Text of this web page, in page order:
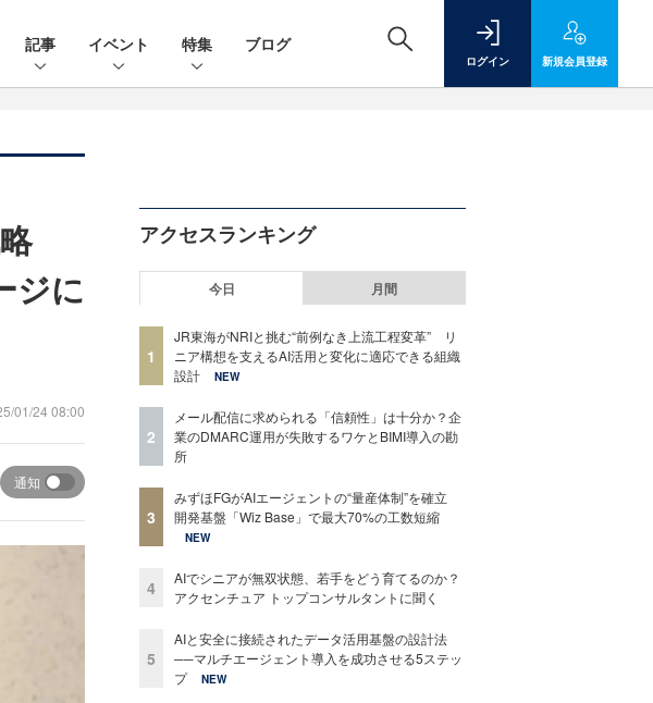
記事 イベント 特集 ブログ
ログイン 新規会員登録
ジに
01/24 08:00
通知
アクセスランキング
今日 月間
1
JR東海がNRIと挑む“前例なき上流工程変革” リ
ニア構想を支えるAI活用と変化に適応できる組織
設計
NEW
2
メール配信に求められる「信頼性」は十分か？企
業のDMARC運用が失敗するワケとBIMI導入の勘
所
3
みずほFGがAIエージェントの“量産体制”を確立
開発基盤「Wiz Base」で最大70%の工数短縮
NEW
4
AIでシニアが無双状態、若手をどう育てるのか？
アクセンチュア トップコンサルタントに聞く
5
AIと安全に接続されたデータ活用基盤の設計法
──マルチエージェント導入を成功させる5ステッ
プ
NEW